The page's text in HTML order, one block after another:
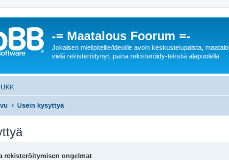
-= Maatalous Foorum =-
Jokaisen mielipiteille/ideoille avoin keskustelupalsta,
vielä rekisteröitynyt, paina rekisteröidy-tekstiä alapuolella.
UKK
Usein kysyttyä
rekisteröitymisen ongelmat